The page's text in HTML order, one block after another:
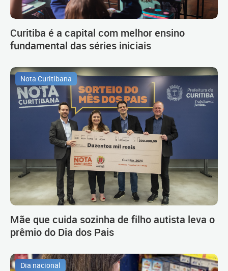
Curitiba é a capital com melhor ensino
fundamental das séries iniciais
Nota Curitibana
Mãe que cuida sozinha de filho autista leva o
prêmio do Dia dos Pais
Dia nacional